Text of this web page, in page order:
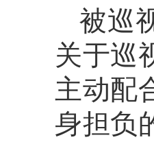
被巡
关于巡
主动配
身担负